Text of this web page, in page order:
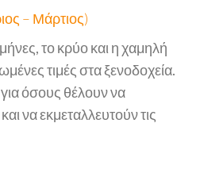
– Μάρτιος)
το κρύο και η χαμηλή
τιμές στα ξενοδοχεία.
για όσους θέλουν να
να εκμεταλλευτούν τις